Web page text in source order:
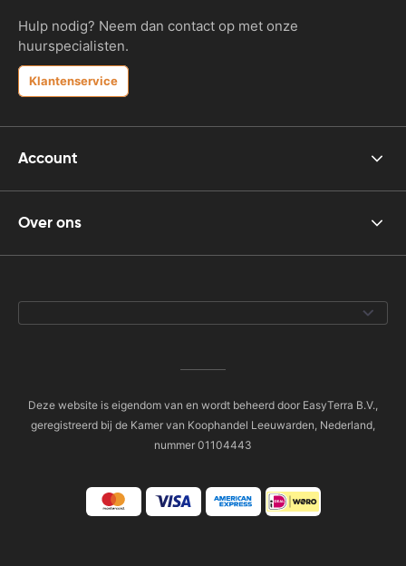
Hulp nodig? Neem dan contact op met onze
huurspecialisten.
Klantenservice
Account
Over ons
Deze website is eigendom van en wordt beheerd door EasyTerra B.V.,
geregistreerd bij de Kamer van Koophandel Leeuwarden, Nederland,
nummer 01104443